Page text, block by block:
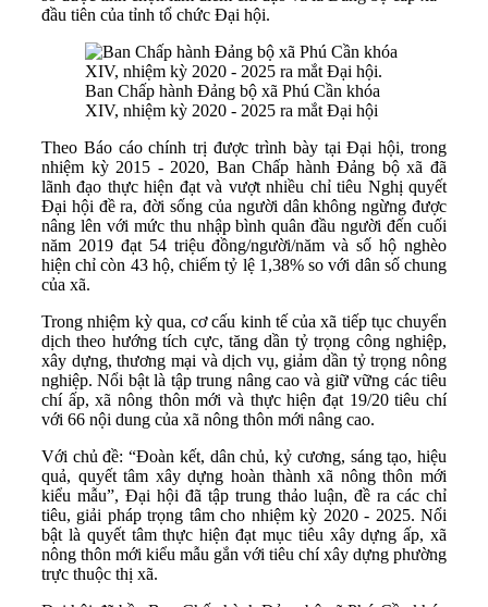
đầu tiên của tỉnh tổ chức Đại hội.
Ban Chấp hành Đảng bộ xã Phú Cần khóa
XIV, nhiệm kỳ 2020 - 2025 ra mắt Đại hội
Theo Báo cáo chính trị được trình bày tại Đại hội, trong
nhiệm kỳ 2015 - 2020, Ban Chấp hành Đảng bộ xã đã
lãnh đạo thực hiện đạt và vượt nhiều chỉ tiêu Nghị quyết
Đại hội đề ra, đời sống của người dân không ngừng được
nâng lên với mức thu nhập bình quân đầu người đến cuối
năm 2019 đạt 54 triệu đồng/người/năm và số hộ nghèo
hiện chỉ còn 43 hộ, chiếm tỷ lệ 1,38% so với dân số chung
của xã.
Trong nhiệm kỳ qua, cơ cấu kinh tế của xã tiếp tục chuyển
dịch theo hướng tích cực, tăng dần tỷ trọng công nghiệp,
xây dựng, thương mại và dịch vụ, giảm dần tỷ trọng nông
nghiệp. Nổi bật là tập trung nâng cao và giữ vững các tiêu
chí ấp, xã nông thôn mới và thực hiện đạt 19/20 tiêu chí
với 66 nội dung của xã nông thôn mới nâng cao.
Với chủ đề: “Đoàn kết, dân chủ, kỷ cương, sáng tạo, hiệu
quả, quyết tâm xây dựng hoàn thành xã nông thôn mới
kiểu mẫu”, Đại hội đã tập trung thảo luận, đề ra các chỉ
tiêu, giải pháp trọng tâm cho nhiệm kỳ 2020 - 2025. Nổi
bật là quyết tâm thực hiện đạt mục tiêu xây dựng ấp, xã
nông thôn mới kiểu mẫu gắn với tiêu chí xây dựng phường
trực thuộc thị xã.